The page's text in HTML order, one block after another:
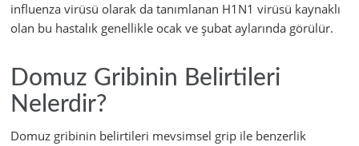
influenza virüsü olarak da tanımlanan H1N1 virüsü kaynaklı
olan bu hastalık genellikle ocak ve şubat aylarında görülür.
Domuz Gribinin Belirtileri
Nelerdir?
Domuz gribinin belirtileri mevsimsel grip ile benzerlik